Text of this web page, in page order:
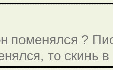
поменялся ?
то скинь в